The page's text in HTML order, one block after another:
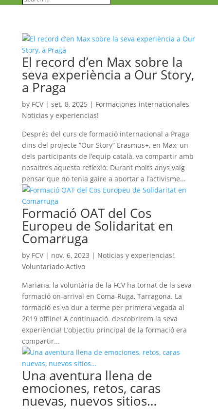
El record d’en Max sobre la
seva experiència a Our Story,
a Praga
by FCV| set. 8, 2025 | Formaciones internacionales,
Noticias y experiencias!
Després del curs de formació internacional a Praga
dins del projecte “Our Story” Erasmus+, en Max, un
dels participants de l’equip català, va compartir amb
nosaltres aquesta reflexió: Durant molts anys vaig
pensar que no tenia gaire a aportar a l’activisme...
Formació OAT del Cos
Europeu de Solidaritat en
Comarruga
by FCV| nov. 6, 2023 | Noticias y experiencias!,
Voluntariado Activo
Mariana, la voluntària de la FCV ha tornat de la seva
formació on-arrival en Coma-Ruga, Tarragona. La
formació es va dur a terme per primera vegada al
2019 offline! A continuació. descobrirem la seva
experiència! L’objectiu principal de la formació era
compartir...
Una aventura llena de
emociones, retos, caras
nuevas, nuevos sitios…